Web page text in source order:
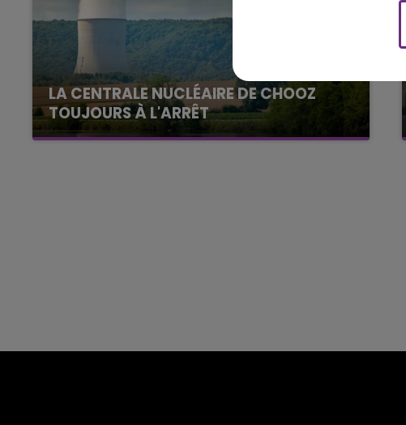
LA CENTRALE NUCLÉAIRE DE CHOOZ
TOUJOURS À L'ARRÊT
Cela fait déjà une semaine que la centrale
19h00 - 19h15
LA POP MACHINE - CHAMPAGNE FM